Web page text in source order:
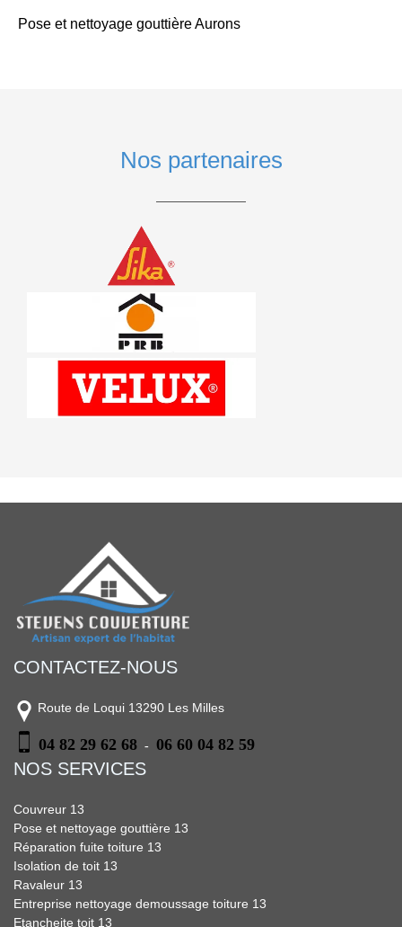
Pose et nettoyage gouttière Aurons
Nos partenaires
CONTACTEZ-NOUS
Route de Loqui 13290 Les Milles
04 82 29 62 68 - 06 60 04 82 59
NOS SERVICES
Couvreur 13
Pose et nettoyage gouttière 13
Réparation fuite toiture 13
Isolation de toit 13
Ravaleur 13
Entreprise nettoyage demoussage toiture 13
Etancheite toit 13